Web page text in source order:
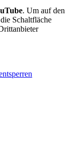
. Um auf den
Schaltfläche